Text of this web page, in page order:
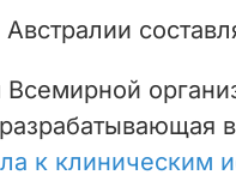
к клиническим